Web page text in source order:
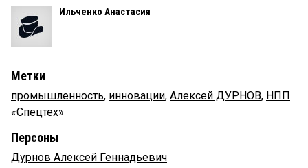
Ильченко Анастасия
Метки
промышленность, инновации, Алексей ДУРНОВ, НПП
«Спецтех»
Персоны
Дурнов Алексей Геннадьевич